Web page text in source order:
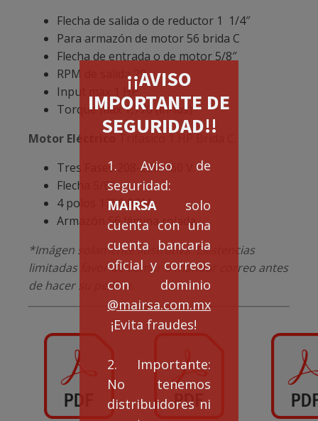
¡¡AVISO
IMPORTANTE DE
SEGURIDAD!!
1. Aviso de
seguridad:
MAIRSAsolo
cuenta con una
cuenta bancaria
oficial y correos
con dominio
@mairsa.com.mx
¡Evita fraudes!
2. Importante:
No tenemos
distribuidores ni
Flecha de salida o de reductor 1 1/4″
Para armazón de motor 56 brida C
Flecha de entrada o de motor 5/8″
RPM de salida 29
Input max 1 HP
Torque max 1,770 (in-lbs)
Motor EléctricoTrifasico 1 HP Brida C.
Tres Fases 208-230/460 V.
Flecha 5/8″
4 polos 1750 RPM
Armazón 56 lámina rolada
*Imágen solamente ilustrativa. Existencias
limitadas favor de llamar o mandar correo antes
de hacer su pedido.